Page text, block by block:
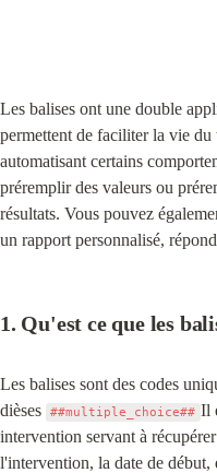
Les balises ont une double
permettent de faciliter la vie
automatisant certains
préremplir des valeurs ou
résultats. Vous pouvez
un rapport personnalisé,
1. Qu'est ce que les
Les balises sont des codes
dièses
##multiple_choice## Il
intervention servant à
l'intervention, la date de